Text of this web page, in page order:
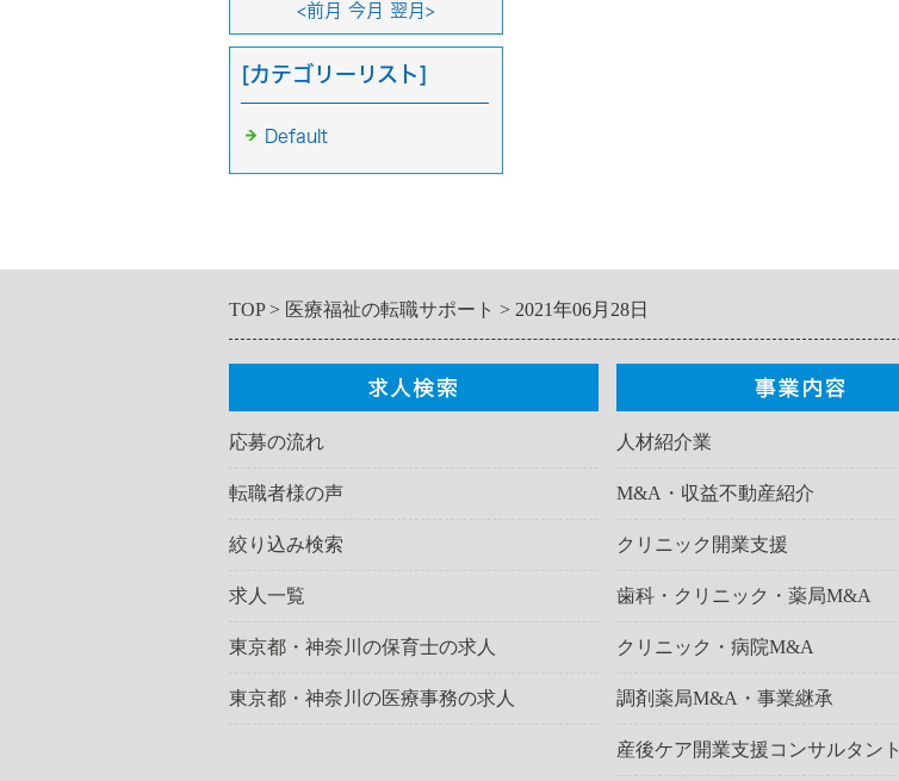
<前月 今月 翌月>
[カテゴリーリスト]
Default
TOP 医療福祉の転職サポート 2021年06月28日
応募の流れ
転職者様の声
絞り込み検索
求人一覧
東京都・神奈川の保育士の求人
東京都・神奈川の医療事務の求人
人材紹介業
M&A・収益不動産紹介
クリニック開業支援
歯科・クリニック・薬局M&A
クリニック・病院M&A
調剤薬局M&A・事業継承
産後ケア開業支援コンサルタント